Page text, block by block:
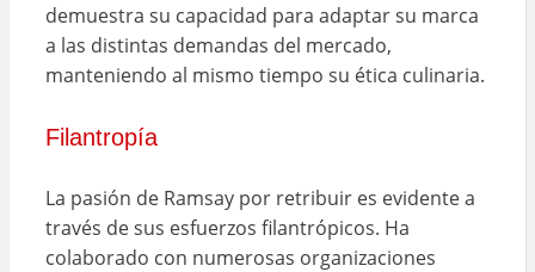
demuestra su capacidad para adaptar su marca
a las distintas demandas del mercado,
manteniendo al mismo tiempo su ética culinaria.
Filantropía
La pasión de Ramsay por retribuir es evidente a
través de sus esfuerzos filantrópicos. Ha
colaborado con numerosas organizaciones